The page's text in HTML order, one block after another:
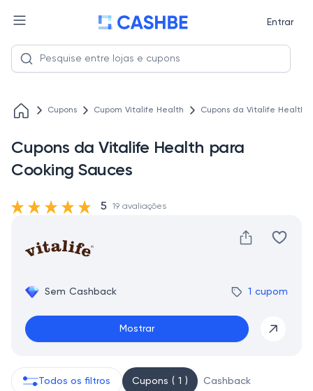
Entrar
Cupons Cupom Vitalife Health Cupons da Vitalife Health
Cupons da Vitalife Health para
Cooking Sauces
Sem Cashback 1 cupom
Mostrar
5 19 avaliações
Todos os filtros Cupons ( 1 ) Cashback